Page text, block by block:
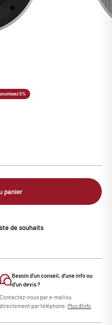
5%
panier
de souhaits
Besoin d'un conseil, d'une info ou
d'un devis ?
Contactez-nous par e-mail ou
directement par téléphone. Plus d'info